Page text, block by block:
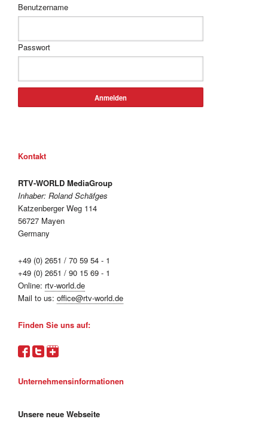
Benutzername
Passwort
Kontakt
RTV-WORLD MediaGroup
Inhaber: Roland Schäfges
Katzenberger Weg 114
56727 Mayen
Germany
+49 (0) 2651 / 70 59 54 - 1
+49 (0) 2651 / 90 15 69 - 1
Online: rtv-world.de
Mail to us: office@rtv-world.de
Finden Sie uns auf:
Unternehmensinformationen
Unsere neue Webseite